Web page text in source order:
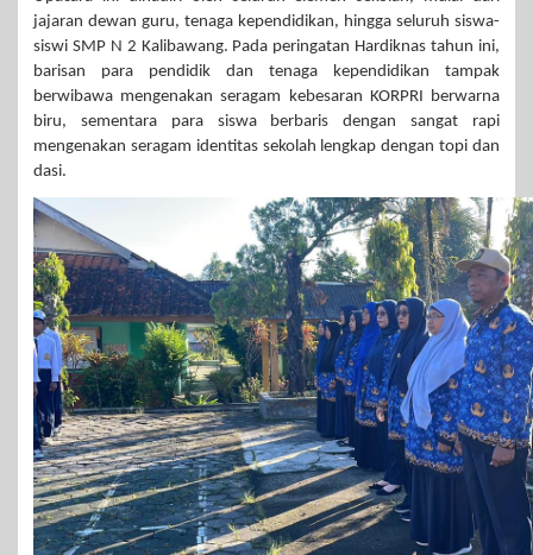
jajaran dewan guru, tenaga kependidikan, hingga seluruh siswa-
siswi SMP N 2 Kalibawang. Pada peringatan Hardiknas tahun ini,
barisan para pendidik dan tenaga kependidikan tampak
berwibawa mengenakan seragam kebesaran KORPRI berwarna
biru, sementara para siswa berbaris dengan sangat rapi
mengenakan seragam identitas sekolah lengkap dengan topi dan
dasi.